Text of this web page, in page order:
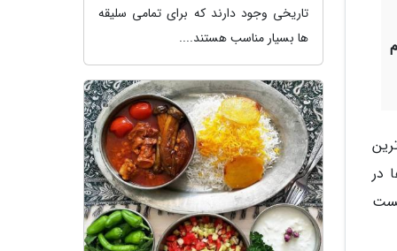
در
تاریخی وجود دارند که برای تمامی سلیقه
ها بسیار مناسب هستند....